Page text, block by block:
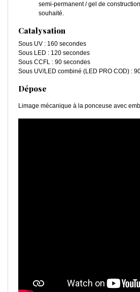
semi-permanent / gel de
souhaité.
Catalysation
Sous UV : 160 secondes
Sous LED : 120 secondes
Sous CCFL : 90 secondes
Sous UV/LED combiné (LED PRO COD) :
Dépose
Limage mécanique à la ponceuse avec